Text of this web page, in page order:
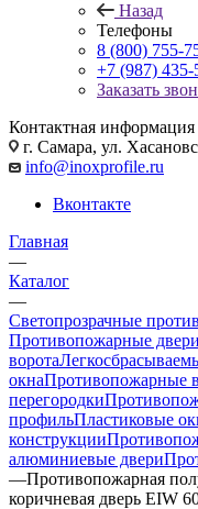
Назад
Телефоны
8 (800) 755-
+7 (987) 435-
Заказать
Контактная информация
г. Самара, ул.
info@inoxprofile.ru
Вконтакте
Главная
—
Каталог
—
Светопрозрачные
Противопожарные двери
ворота
окнаПротивопожарные
перегородки
профильПластиковые
конструкции
алюминиевые двери
—Противопожарная
коричневая дверь EIW